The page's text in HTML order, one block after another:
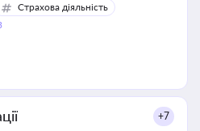
Страхова діяльність
+7